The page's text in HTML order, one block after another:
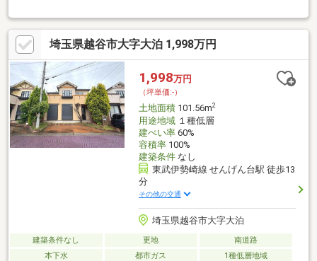
きなハウスメーカーにて建築が可能です。
埼玉県越谷市大字大泊 1,998万円
1,998万円
（坪単価:-）
土地面積101.56m2
用途地域１種低層
建ぺい率60%
容積率100%
建築条件なし
東武伊勢崎線 せんげん台駅 徒歩13
分
その他の交通
埼玉県越谷市大字大泊
建築条件なし 更地
南道路
本下水
都市ガス 1種低層地域